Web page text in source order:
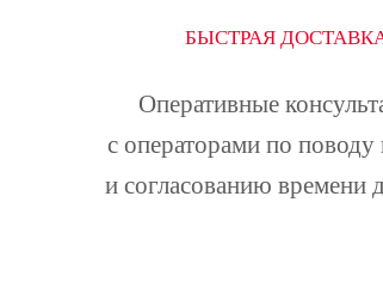
БЫСТРАЯ
Оперативные
с операторами по
и согласованию времени